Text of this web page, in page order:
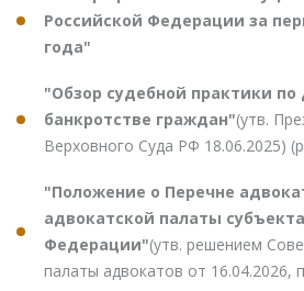
Российской Федерации за
года"
"Обзор судебной практики по
банкротстве граждан"(утв.
Верховного Суда РФ 18.06.2025)
"Положение о Перечне
адвокатской палаты
Федерации"(утв. решением
палаты адвокатов от 16.04.2026,